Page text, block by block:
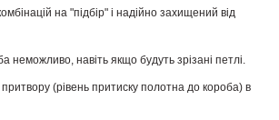
на "підбір" і надійно захищений від
неможливо, навіть якщо будуть зрізані петлі.
(рівень притиску полотна до короба) в